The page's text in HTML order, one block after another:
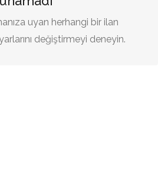
uyan herhangi bir ilan
değiştirmeyi deneyin.